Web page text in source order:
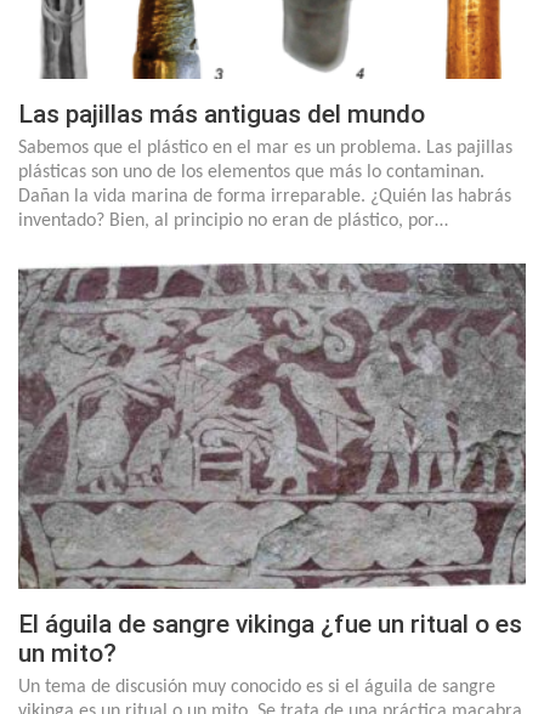
Las pajillas más antiguas del mundo
Sabemos que el plástico en el mar es un problema. Las pajillas
plásticas son uno de los elementos que más lo contaminan.
Dañan la vida marina de forma irreparable. ¿Quién las habrás
inventado? Bien, al principio no eran de plástico, por…
El águila de sangre vikinga ¿fue un ritual o es
un mito?
Un tema de discusión muy conocido es si el águila de sangre